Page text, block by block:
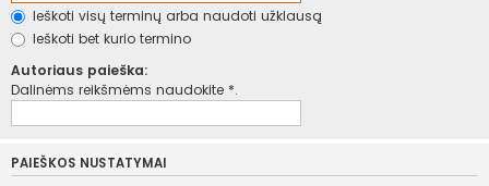
Ieškoti visų terminų arba naudoti užklausą
Ieškoti bet kurio termino
Autoriaus paieška:
Dalinėms reikšmėms naudokite *.
PAIEŠKOS NUSTATYMAI